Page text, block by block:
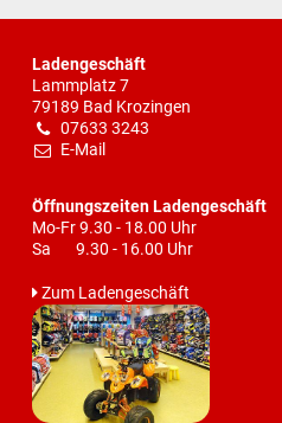
Ladengeschäft
Lammplatz 7
79189 Bad Krozingen
07633 3243
E-Mail
Öffnungszeiten Ladengeschäft
Mo-Fr 9.30 - 18.00 Uhr
Sa 9.30 - 16.00 Uhr
Zum Ladengeschäft